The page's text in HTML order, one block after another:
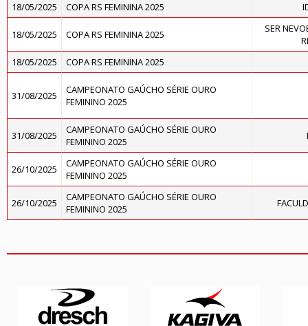
18/05/2025
COPA RS FEMININA 2025
18/05/2025 COPA RS FEMININA 2025
SER
18/05/2025
COPA RS FEMININA 2025
31/08/2025
CAMPEONATO GAÚCHO SÉRIE OURO
FEMININO 2025
31/08/2025
CAMPEONATO GAÚCHO SÉRIE OURO
FEMININO 2025
26/10/2025
CAMPEONATO GAÚCHO SÉRIE OURO
FEMININO 2025
26/10/2025
CAMPEONATO GAÚCHO SÉRIE OURO
FEMININO 2025